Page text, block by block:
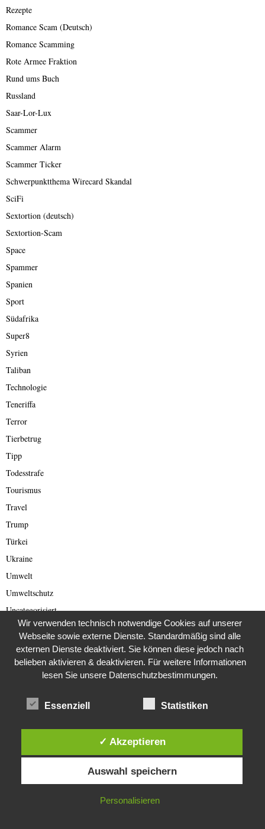
Rezepte
Romance Scam (Deutsch)
Romance Scamming
Rote Armee Fraktion
Rund ums Buch
Russland
Saar-Lor-Lux
Scammer
Scammer Alarm
Scammer Ticker
Schwerpunktthema Wirecard Skandal
SciFi
Sextortion (deutsch)
Sextortion-Scam
Space
Spammer
Spanien
Sport
Südafrika
Super8
Syrien
Taliban
Technologie
Teneriffa
Terror
Tierbetrug
Tipp
Todesstrafe
Tourismus
Travel
Trump
Türkei
Ukraine
Umwelt
Umweltschutz
Uncategorisiert
Ungarn Presse
Unkategorisiert
USA
Verbraucherschutz
Verlassene Orte
Vermisste
Verstorben
Diese Website verwendet Cookies. Durch die weitere Nutzung dieser
Website stimmst du der Verwendung von Cookies zu.
IN ORDNUNG
Wir verwenden technisch notwendige Cookies auf unserer
Webseite sowie externe Dienste. Standardmäßig sind alle
externen Dienste deaktiviert. Sie können diese jedoch nach
belieben aktivieren & deaktivieren. Für weitere Informationen
lesen Sie unsere Datenschutzbestimmungen.
Essenziell Statistiken
✓ Akzeptieren
Auswahl speichern
Personalisieren